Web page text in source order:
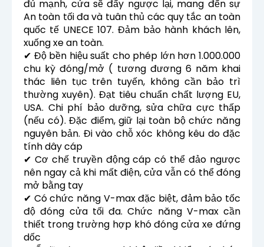
đủ mạnh, cửa sẽ đẩy ngược lại, mang đến sự
An toàn tối đa và tuân thủ các quy tắc an toàn
quốc tế UNECE 107. Đảm bảo hành khách lên,
xuống xe an toàn.
✔ Độ bền hiệu suất cho phép lớn hơn 1.000.000
chu kỳ đóng/mở ( tương đương 6 năm khai
thác liên tục trên tuyến, không cần bảo trì
thường xuyên). Đạt tiêu chuẩn chất lượng EU,
USA. Chi phí bảo dưỡng, sửa chữa cực thấp
(nếu có). Đặc điểm, giữ lại toàn bộ chức năng
nguyên bản. Đi vào chỗ xóc không kêu do đặc
tính dây cáp
✔ Cơ chế truyền động cáp có thể đảo ngược
nên ngay cả khi mất điện, cửa vẫn có thể đóng
mở bằng tay
✔ Có chức năng V-max đặc biệt, đảm bảo tốc
độ đóng cửa tối đa. Chức năng V-max cần
thiết trong trường hợp khó đóng cửa xe đứng
dốc